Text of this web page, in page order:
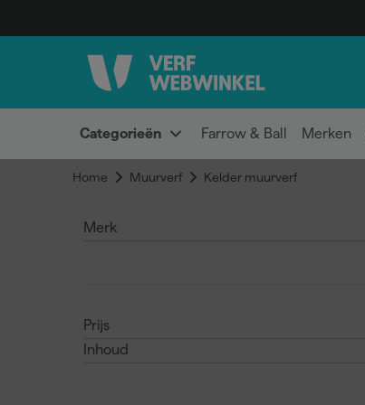
Categorieën Farrow & Ball Merken
Home Muurverf Kelder muurverf
Merk
Prijs
Inhoud